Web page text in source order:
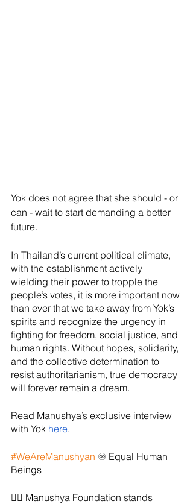
Yok does not agree that she should - or
can - wait to start demanding a better
future.
In Thailand’s current political climate,
with the establishment actively
wielding their power to tropple the
people’s votes, it is more important now
than ever that we take away from Yok’s
spirits and recognize the urgency in
fighting for freedom, social justice, and
human rights. Without hopes, solidarity,
and the collective determination to
resist authoritarianism, true democracy
will forever remain a dream.
Read Manushya’s exclusive interview
with Yok here.
#WeAreManushyan ♾ Equal Human
Beings
✊🏻 Manushya Foundation stands